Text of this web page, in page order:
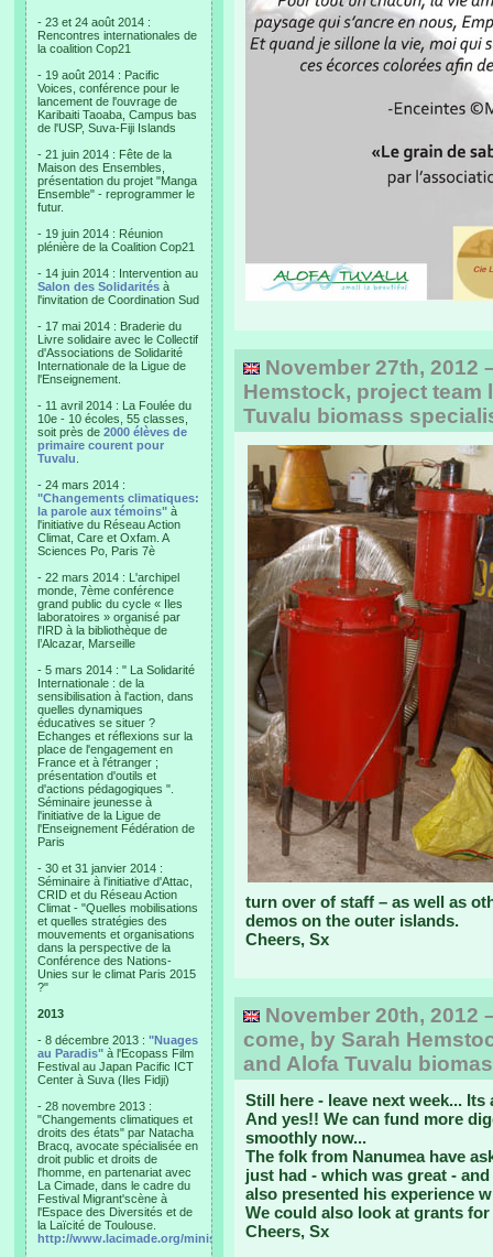
- 23 et 24 août 2014 :
Rencontres internationales de
la coalition Cop21
- 19 août 2014 : Pacific
Voices, conférence pour le
lancement de l'ouvrage de
Karibaiti Taoaba, Campus bas
de l'USP, Suva-Fiji Islands
- 21 juin 2014 : Fête de la
Maison des Ensembles,
présentation du projet "Manga
Ensemble" - reprogrammer le
futur.
- 19 juin 2014 : Réunion
plénière de la Coalition Cop21
- 14 juin 2014 : Intervention au
Salon des Solidarités à
l'invitation de Coordination Sud
- 17 mai 2014 : Braderie du
Livre solidaire avec le Collectif
d'Associations de Solidarité
Internationale de la Ligue de
l'Enseignement.
- 11 avril 2014 : La Foulée du
10e - 10 écoles, 55 classes,
soit près de 2000 élèves de
primaire courent pour
Tuvalu
- 24 mars 2014 :
"Changements climatiques:
la parole aux témoins" à
l'initiative du Réseau Action
Climat, Care et Oxfam. A
Sciences Po, Paris 7è
- 22 mars 2014 : L'archipel
monde, 7ème conférence
grand public du cycle « Iles
laboratoires » organisé par
l'IRD à la bibliothèque de
l’Alcazar, Marseille
- 5 mars 2014 : " La Solidarité
Internationale : de la
sensibilisation à l'action, dans
quelles dynamiques
éducatives se situer ?
Echanges et réflexions sur la
place de l'engagement en
France et à l'étranger ;
présentation d'outils et
d'actions pédagogiques ".
Séminaire jeunesse à
l'initiative de la Ligue de
l'Enseignement Fédération de
Paris
- 30 et 31 janvier 2014 :
Séminaire à l'initiative d'Attac,
CRID et du Réseau Action
Climat - "Quelles mobilisations
et quelles stratégies des
mouvements et organisations
dans la perspective de la
Conférence des Nations-
Unies sur le climat Paris 2015
?"
2013
- 8 décembre 2013 : "Nuages
au Paradis" à l'Ecopass Film
Festival au Japan Pacific ICT
Center à Suva (Iles Fidji)
- 28 novembre 2013 :
"Changements climatiques et
droits des états" par Natacha
Bracq, avocate spécialisée en
droit public et droits de
l'homme, en partenariat avec
La Cimade, dans le cadre du
Festival Migrant'scène à
l'Espace des Diversités et de
la Laïcité de Toulouse.
http://www.lacimade.org/minisites/migrantscene
November 27th, 2012
Hemstock, project team
Tuvalu biomass
turn over of staff – as well as
demos on the outer islands.
Cheers, Sx
November 20th, 2012
come, by Sarah
and Alofa Tuvalu
Still here - leave next week... Its
And yes!! We can fund more
smoothly now...
The folk from Nanumea have
just had - which was great -
also presented his experience
We could also look at grants
Cheers, Sx